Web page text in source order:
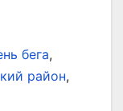
бега,
район,